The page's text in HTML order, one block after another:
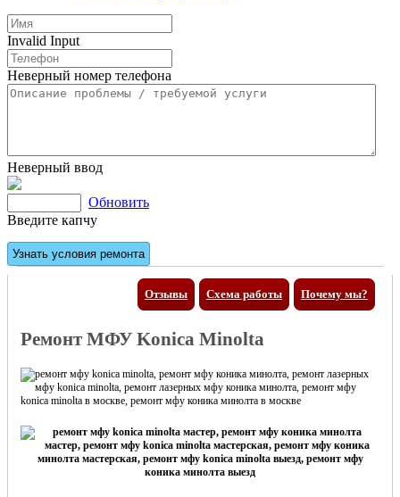
Invalid Input
Неверный номер телефона
Неверный ввод
Обновить
Введите капчу
Отзывы Почему мы?
Схема работы
Ремонт МФУ Konica Minolta